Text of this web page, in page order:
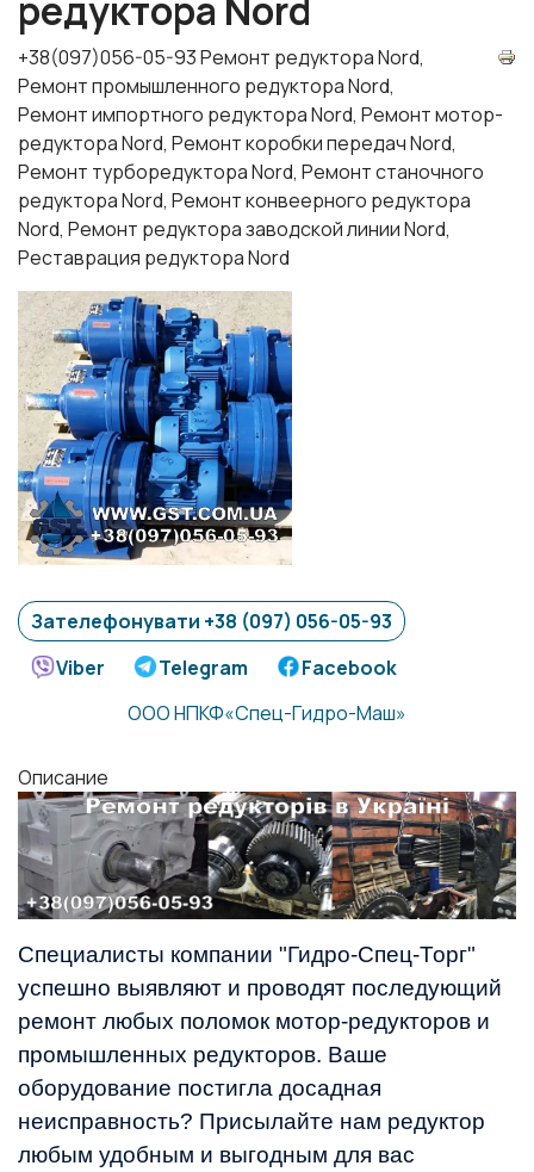
редуктора Nord
+38(097)056-05-93 Ремонт редуктора Nord,
Ремонт промышленного редуктора Nord,
Ремонт импортного редуктора Nord, Ремонт мотор-
редуктора Nord, Ремонт коробки передач Nord,
Ремонт турборедуктора Nord, Ремонт станочного
редуктора Nord, Ремонт конвеерного редуктора
Nord, Ремонт редуктора заводской линии Nord,
Реставрация редуктора Nord
Зателефонувати +38 (097) 056-05-93
Viber
Telegram
Facebook
ООО НПКФ«Спец-Гидро-Маш»
Описание
Специалисты компании "Гидро-Спец-Торг"
успешно выявляют и проводят последующий
ремонт любых поломок мотор-редукторов и
промышленных редукторов. Ваше
оборудование постигла досадная
неисправность? Присылайте нам редуктор
любым удобным и выгодным для вас